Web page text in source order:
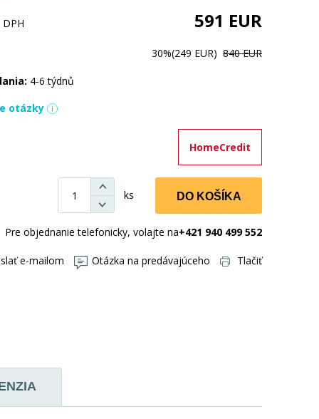
591 EUR
30%(249 EUR) 840 EUR
4-6 týdnů
otázky
HomeCredit
ks DO KOŠÍKA
Pre objednanie telefonicky, volajte na+421 940 499 552
e-mailom Otázka na predávajúceho Tlačiť